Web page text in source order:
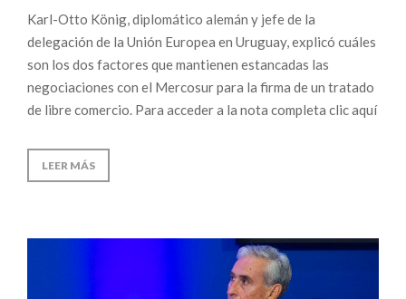
Karl-Otto König, diplomático alemán y jefe de la
delegación de la Unión Europea en Uruguay, explicó cuáles
son los dos factores que mantienen estancadas las
negociaciones con el Mercosur para la firma de un tratado
de libre comercio. Para acceder a la nota completa clic aquí
LEER MÁS